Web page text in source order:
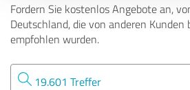
Fordern Sie kostenlos Angebote an,
Deutschland, die von anderen
empfohlen wurden.
19.601 Treffer